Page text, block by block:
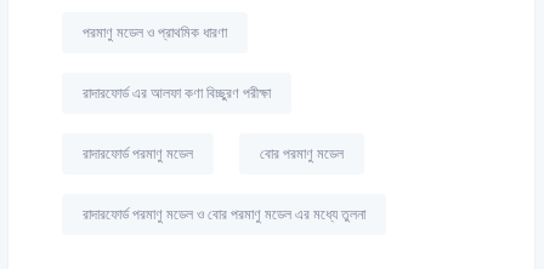
পরমাণু মডেল ও প্রাথমিক ধারণা
রাদারফোর্ড এর আলফা কণা বিচ্ছুরণ পরীক্ষা
রাদারফোর্ড পরমাণু মডেল বোর পরমাণু মডেল
রাদারফোর্ড পরমাণু মডেল ও বোর পরমাণু মডেল এর মধ্যে তুলনা